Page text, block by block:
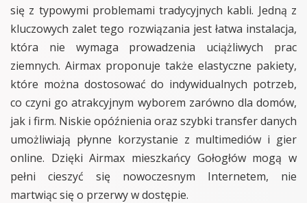
się z typowymi problemami tradycyjnych kabli. Jedną z
kluczowych zalet tego rozwiązania jest łatwa instalacja,
która nie wymaga prowadzenia uciążliwych prac
ziemnych. Airmax proponuje także elastyczne pakiety,
które można dostosować do indywidualnych potrzeb,
co czyni go atrakcyjnym wyborem zarówno dla domów,
jak i firm. Niskie opóźnienia oraz szybki transfer danych
umożliwiają płynne korzystanie z multimediów i gier
online. Dzięki Airmax mieszkańcy Gołogłów mogą w
pełni cieszyć się nowoczesnym Internetem, nie
martwiąc się o przerwy w dostępie.